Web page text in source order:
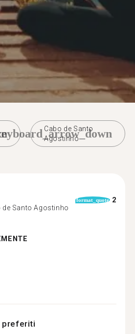
Cabo de Santo
Agostinho
de Santo Agostinho
format_quote 2
preferiti